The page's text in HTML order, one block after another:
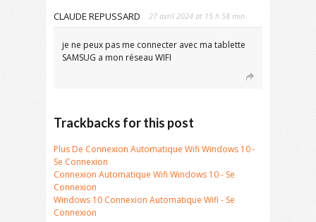
CLAUDE REPUSSARD 27 avril 2024 at 15 h 58 min
je ne peux pas me connecter avec ma tablette
SAMSUG a mon réseau WIFI
Trackbacks for this post
Plus De Connexion Automatique Wifi Windows 10 -
Se Connexion
Connexion Automatique Wifi Windows 10 - Se
Connexion
Windows 10 Connexion Automatique Wifi - Se
Connexion